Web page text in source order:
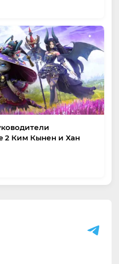
2 Ким Кынен и Хан